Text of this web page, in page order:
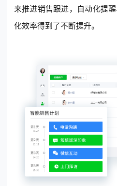
来推进销售跟进，自动化提
化效率得到了不断提升。